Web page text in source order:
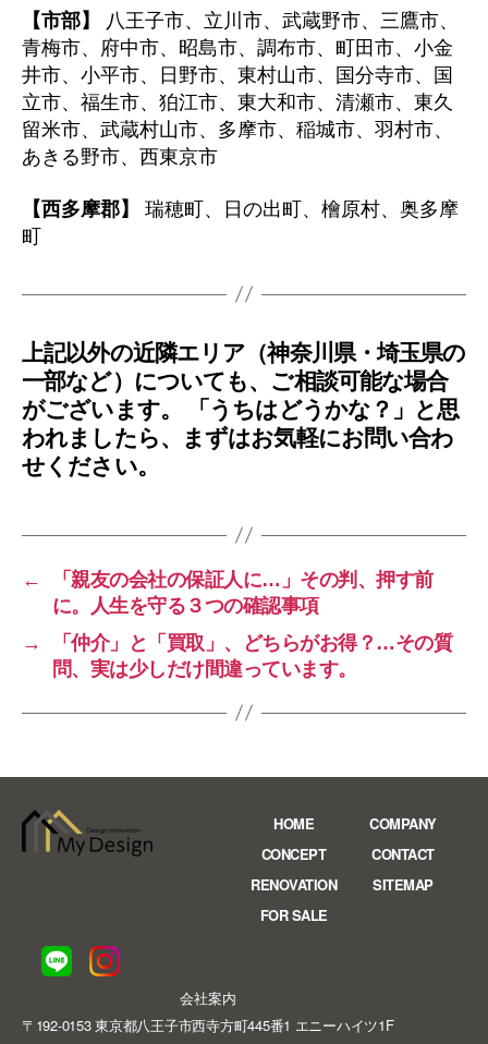
【市部】
八王子市、立川市、武蔵野市、三鷹市、
青梅市、府中市、昭島市、調布市、町田市、小金
井市、小平市、日野市、東村山市、国分寺市、国
立市、福生市、狛江市、東大和市、清瀬市、東久
留米市、武蔵村山市、多摩市、稲城市、羽村市、
あきる野市、西東京市
【西多摩郡】
瑞穂町、日の出町、檜原村、奥多摩
町
上記以外の近隣エリア（神奈川県・埼玉県の
一部など）についても、ご相談可能な場合
がございます。 「うちはどうかな？」と思
われましたら、まずはお気軽にお問い合わ
せください。
←
「親友の会社の保証人に…」その判、押す前
に。人生を守る３つの確認事項
→
「仲介」と「買取」、どちらがお得？…その質
問、実は少しだけ間違っています。
HOME
CONCEPT
RENOVATION
FOR SALE
COMPANY
CONTACT
SITEMAP
会社案内
〒192-0153 東京都八王子市西寺方町445番1 エニーハイツ1F